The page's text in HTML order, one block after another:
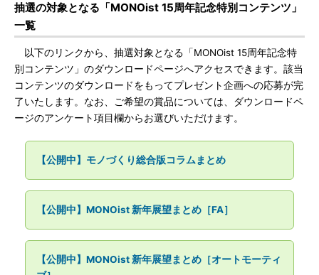
抽選の対象となる「MONOist 15周年記念特別コンテンツ」
一覧
以下のリンクから、抽選対象となる「MONOist 15周年記念特
別コンテンツ」のダウンロードページへアクセスできます。該当
コンテンツのダウンロードをもってプレゼント企画への応募が完
了いたします。なお、ご希望の賞品については、ダウンロードペ
ージのアンケート項目欄からお選びいただけます。
【公開中】モノづくり総合版コラムまとめ
【公開中】MONOist 新年展望まとめ［FA］
【公開中】MONOist 新年展望まとめ［オートモーティ